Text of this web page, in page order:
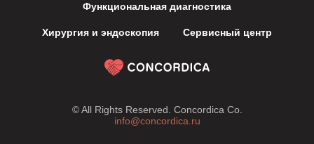
Функциональная диагностика
Хирургия и эндоскопия Сервисный центр
© All Rights Reserved. Concordica Co.
info@concordica.ru